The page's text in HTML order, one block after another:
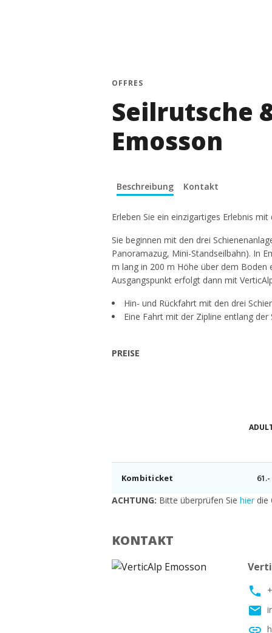
OFFRES
Seilrutsche
Emosson
Beschreibung Kontakt
Erleben Sie ein einzigartiges Erlebnis
Sie beginnen mit den drei
Panoramazug, Mini-Standseilbahn). In
m lang in 200 m Höhe über dem Boden
Ausgangspunkt erfolgt dann mit
Hin- und Rückfahrt mit den drei
Eine Fahrt mit der Zipline entlang
PREISE
Kombiticket 61.-
ACHTUNG: Bitte überprüfen Sie hier die
KONTAKT
phone
email
link